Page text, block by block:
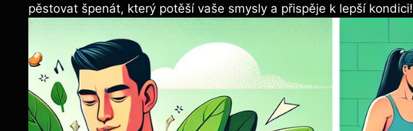
pěstovat špenát, který potěší vaše smysly a přispěje k lepší kondici!